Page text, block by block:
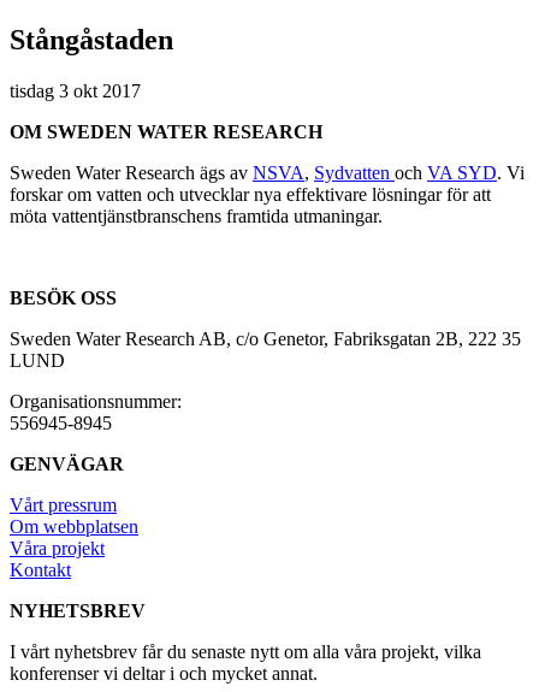
Stångåstaden
tisdag 3 okt 2017
OM SWEDEN WATER RESEARCH
Sweden Water Research ägs av NSVA, Sydvatten och VA SYD. Vi
forskar om vatten och utvecklar nya effektivare lösningar för att
möta vattentjänstbranschens framtida utmaningar.
BESÖK OSS
Sweden Water Research AB, c/o Genetor, Fabriksgatan 2B, 222 35
LUND
Organisationsnummer:
556945-8945
GENVÄGAR
Vårt pressrum
Om webbplatsen
Våra projekt
Kontakt
NYHETSBREV
I vårt nyhetsbrev får du senaste nytt om alla våra projekt, vilka
konferenser vi deltar i och mycket annat.